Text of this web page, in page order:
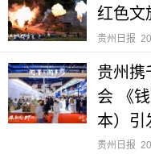
红色文
贵州日报
贵州携
会 《
本）引
贵州日报